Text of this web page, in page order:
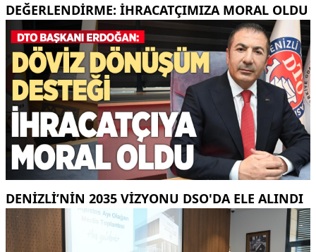
DEĞERLENDIRME: İHRACATÇIMIZA MORAL OLDU
DENIZLI’NIN 2035 VIZYONU DSO'DA ELE ALINDI